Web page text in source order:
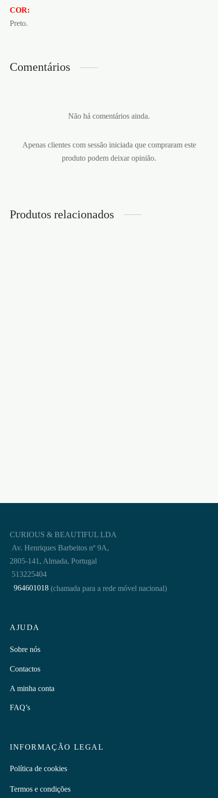
COR:
Preto.
Comentários
Não há comentários ainda.
Apenas clientes com sessão iniciada que compraram este
produto podem deixar opinião.
Produtos relacionados
AJUDA
Sobre nós
Contactos
A minha conta
FAQ’s
INFORMAÇÃO LEGAL
Política de cookies
Termos e condições
CURIOUS & BEAUTIFUL LDA
Av. Henriques Barbeitos nº 9A,
2805-141, Almada, Portugal
513225404
964601018 (chamada para a rede móvel nacional)